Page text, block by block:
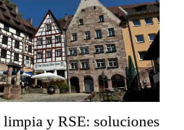
y RSE: soluciones